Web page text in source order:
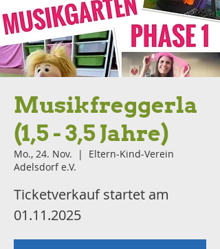
Musikfreggerla
(1,5 - 3,5 Jahre)
Mo., 24. Nov.
  |
Eltern-Kind-Verein
Adelsdorf e.V.
Ticketverkauf startet am
01.11.2025